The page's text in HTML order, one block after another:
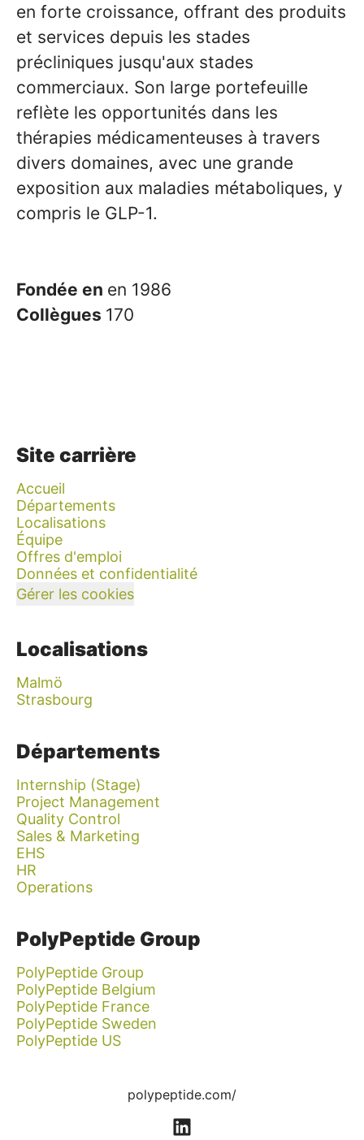
en forte croissance, offrant des produits
et services depuis les stades
précliniques jusqu'aux stades
commerciaux. Son large portefeuille
reflète les opportunités dans les
thérapies médicamenteuses à travers
divers domaines, avec une grande
exposition aux maladies métaboliques, y
compris le GLP-1.
Fondée en en 1986
Collègues 170
Site carrière
Accueil
Départements
Localisations
Équipe
Offres d'emploi
Données et confidentialité
Gérer les cookies
Localisations
Malmö
Strasbourg
Départements
Internship (Stage)
Project Management
Quality Control
Sales & Marketing
EHS
HR
Operations
PolyPeptide Group
PolyPeptide Group
PolyPeptide Belgium
PolyPeptide France
PolyPeptide Sweden
PolyPeptide US
polypeptide.com/